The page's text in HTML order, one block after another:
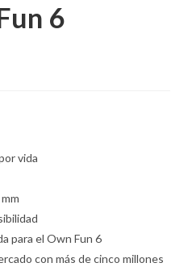
6
vida
para el Own Fun 6
con más de cinco millones